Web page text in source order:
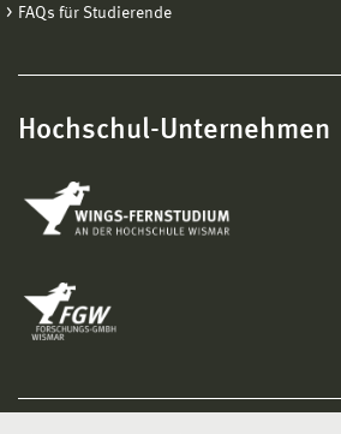
FAQs für Studierende
Hochschul-Unternehmen